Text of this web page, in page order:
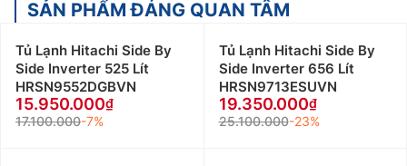
SẢN PHẨM ĐÁNG QUAN TÂM
Tủ Lạnh Hitachi Side By
Side Inverter 525 Lít
HRSN9552DGBVN
15.950.000
17.100.000-7%
Tủ Lạnh Hitachi Side By
Side Inverter 656 Lít
HRSN9713ESUVN
19.350.000
25.100.000-23%